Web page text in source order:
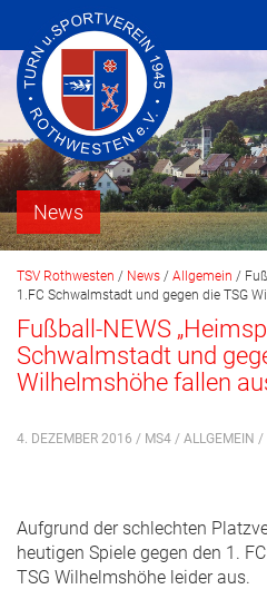
News
TSV Rothwesten / News / Allgemein /
1.FC Schwalmstadt und gegen die TSG
Fußball-NEWS
Schwalmstadt und
Wilhelmshöhe fallen
4. DEZEMBER 2016 / MS4 / ALLGEMEIN /
Aufgrund der schlechten
heutigen Spiele gegen den 1.
TSG Wilhelmshöhe leider aus.